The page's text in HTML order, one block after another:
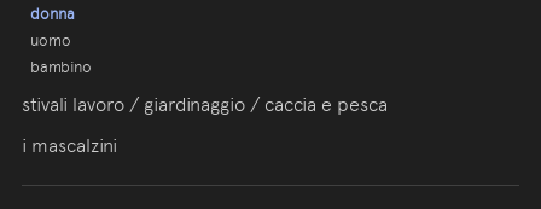
donna
uomo
bambino
stivali lavoro / giardinaggio / caccia e pesca
i mascalzini